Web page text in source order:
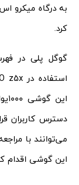
به درگاه میکرو
کرد.
گوگل پلی در
دسترس کاربران
این گوشی اقدام